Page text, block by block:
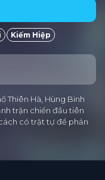
Kiếm Hiệp
Thiên Hà, Hùng Binh
trận chiến đầu tiên
có trật tự để phản